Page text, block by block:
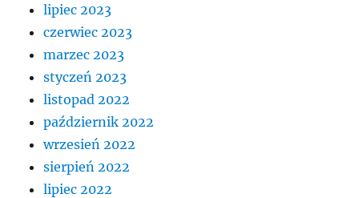
lipiec 2023
czerwiec 2023
marzec 2023
styczeń 2023
listopad 2022
październik 2022
wrzesień 2022
sierpień 2022
lipiec 2022